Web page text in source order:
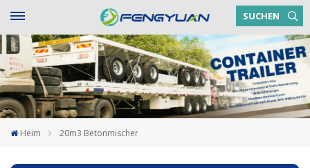
SUCHEN
Heim 20m3 Betonmischer